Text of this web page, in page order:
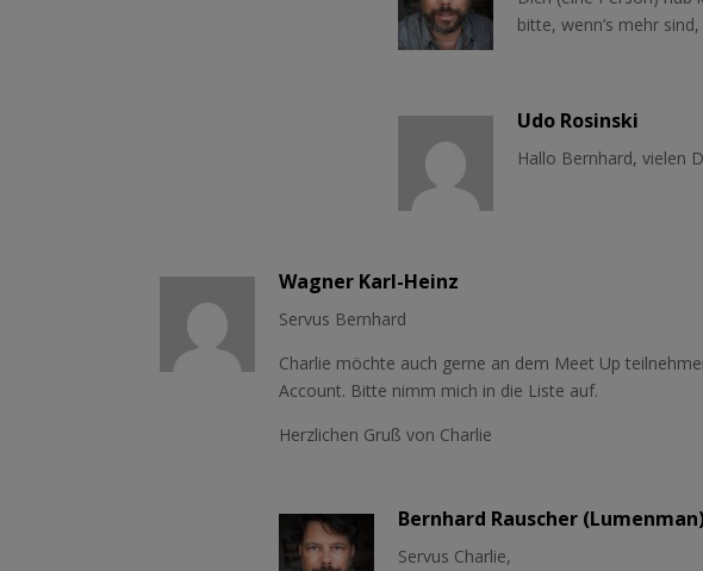
bitte, wenn’s mehr
Udo Rosinski
Hallo Bernhard, vielen
Wagner Karl-Heinz
Servus Bernhard
Charlie möchte auch gerne an dem Meet Up
Account. Bitte nimm mich in die Liste auf.
Herzlichen Gruß von Charlie
Bernhard Rauscher
Servus Charlie,